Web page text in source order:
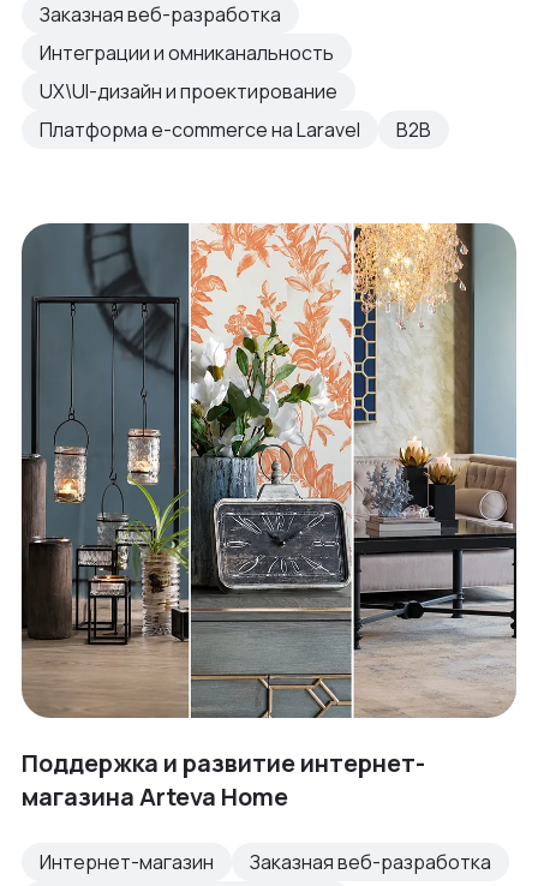
Заказная веб-разработка
Интеграции и омниканальность
UX\UI-дизайн и проектирование
Платформа e-commerce на Laravel
B2B
Поддержка и развитие интернет-
магазина Arteva Home
Интернет-магазин
Заказная веб-разработка